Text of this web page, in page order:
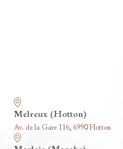
Melreux (Hotton)
Av. de la Gare 116, 6990 Hotton